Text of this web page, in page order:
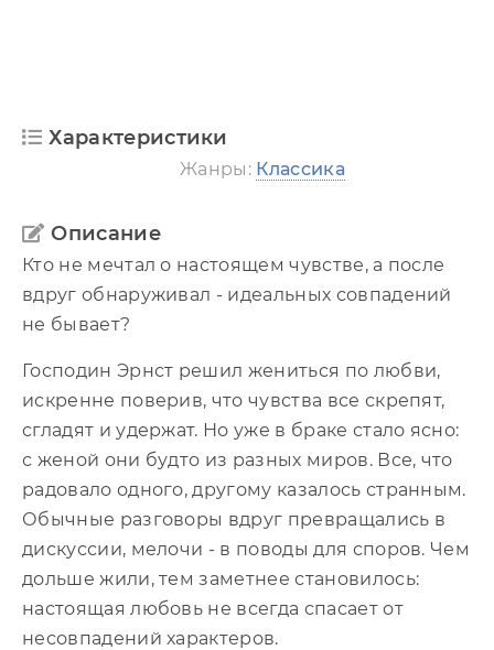
Характеристики
Жанры: Классика
Описание
Кто не мечтал о настоящем чувстве, а после
вдруг обнаруживал - идеальных совпадений
не бывает?
Господин Эрнст решил жениться по любви,
искренне поверив, что чувства все скрепят,
сгладят и удержат. Но уже в браке стало ясно:
с женой они будто из разных миров. Все, что
радовало одного, другому казалось странным.
Обычные разговоры вдруг превращались в
дискуссии, мелочи - в поводы для споров. Чем
дольше жили, тем заметнее становилось:
настоящая любовь не всегда спасает от
несовпадений характеров.